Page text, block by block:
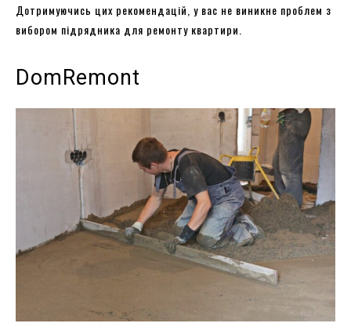
Дотримуючись цих рекомендацій, у вас не виникне проблем з
вибором підрядника для ремонту квартири.
DomRemont